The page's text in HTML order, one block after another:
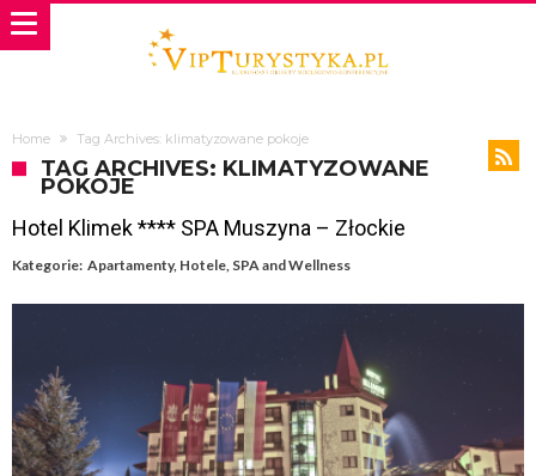
Home Tag Archives: klimatyzowane pokoje
TAG ARCHIVES: KLIMATYZOWANE
POKOJE
Hotel Klimek **** SPA Muszyna – Złockie
Kategorie: Apartamenty, Hotele, SPA and Wellness